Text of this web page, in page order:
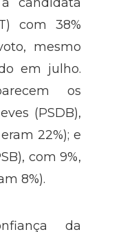
pela
candidata
com 38%
mesmo
em julho.
os
(PSDB),
22%); e
com 9%,